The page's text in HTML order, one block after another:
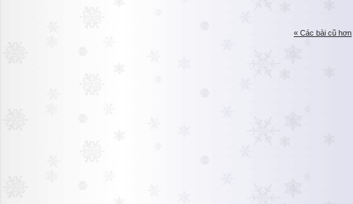
« Các bài cũ hơn